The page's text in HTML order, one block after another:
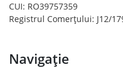
CUI: RO39757359
Registrul Comerțului: J12/
Navigație